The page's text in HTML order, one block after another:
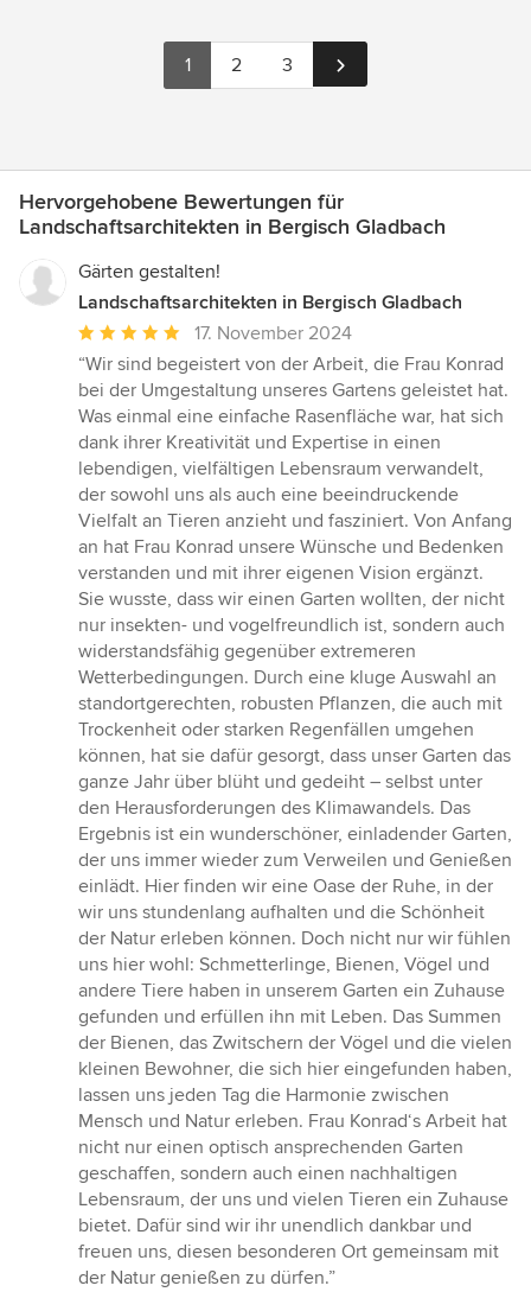
1 2 3
Hervorgehobene Bewertungen für
Landschaftsarchitekten in Bergisch Gladbach
Gärten gestalten!
Landschaftsarchitekten in Bergisch Gladbach
Durchschnittliche
Bewertung:
5
von
5
Sternen
17. November 2024
“Wir sind begeistert von der Arbeit, die Frau Konrad
bei der Umgestaltung unseres Gartens geleistet hat.
Was einmal eine einfache Rasenfläche war, hat sich
dank ihrer Kreativität und Expertise in einen
lebendigen, vielfältigen Lebensraum verwandelt,
der sowohl uns als auch eine beeindruckende
Vielfalt an Tieren anzieht und fasziniert. Von Anfang
an hat Frau Konrad unsere Wünsche und Bedenken
verstanden und mit ihrer eigenen Vision ergänzt.
Sie wusste, dass wir einen Garten wollten, der nicht
nur insekten- und vogelfreundlich ist, sondern auch
widerstandsfähig gegenüber extremeren
Wetterbedingungen. Durch eine kluge Auswahl an
standortgerechten, robusten Pflanzen, die auch mit
Trockenheit oder starken Regenfällen umgehen
können, hat sie dafür gesorgt, dass unser Garten das
ganze Jahr über blüht und gedeiht – selbst unter
den Herausforderungen des Klimawandels. Das
Ergebnis ist ein wunderschöner, einladender Garten,
der uns immer wieder zum Verweilen und Genießen
einlädt. Hier finden wir eine Oase der Ruhe, in der
wir uns stundenlang aufhalten und die Schönheit
der Natur erleben können. Doch nicht nur wir fühlen
uns hier wohl: Schmetterlinge, Bienen, Vögel und
andere Tiere haben in unserem Garten ein Zuhause
gefunden und erfüllen ihn mit Leben. Das Summen
der Bienen, das Zwitschern der Vögel und die vielen
kleinen Bewohner, die sich hier eingefunden haben,
lassen uns jeden Tag die Harmonie zwischen
Mensch und Natur erleben. Frau Konrad‘s Arbeit hat
nicht nur einen optisch ansprechenden Garten
geschaffen, sondern auch einen nachhaltigen
Lebensraum, der uns und vielen Tieren ein Zuhause
bietet. Dafür sind wir ihr unendlich dankbar und
freuen uns, diesen besonderen Ort gemeinsam mit
der Natur genießen zu dürfen.”